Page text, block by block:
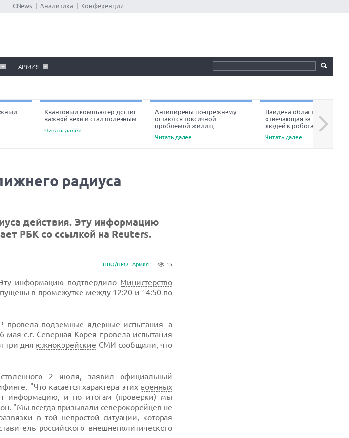
CNews Аналитика Конференции
АРМИЯ
Квантовый компьютер достиг
важной вехи и стал полезным
Читать далее
Антипирены по-прежнему
остаются токсичной
проблемой жилищ
Читать далее
Найдена область мозга,
отвечающая за неприязнь
людей к роботам
Читать далее
Next
радиуса
действия. Эту информацию
РБК со ссылкой на Reuters.
ПВО/ПРО Армия 15
информацию подтвердило Министерство
в промежутке между 12:20 и 14:50 по
провела подземные ядерные испытания, а
мая с.г. Северная Корея провела испытания
три дня южнокорейские СМИ сообщили, что
2 июля, заявил официальный
"Что касается характера этих военных
информацию, и по итогам (проверки) мы
"Мы всегда призывали северокорейцев не
в той непростой ситуации, которая
российского внешнеполитического